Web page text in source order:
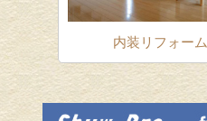
内装リフォーム